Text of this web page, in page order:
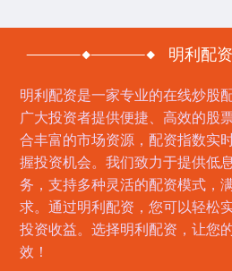
明利配资
明利配资是一家专业的在线炒股
广大投资者提供便捷、高效的股
合丰富的市场资源，配资指数实
握投资机会。我们致力于提供低
务，支持多种灵活的配资模式，
求。通过明利配资，您可以轻松
投资收益。选择明利配资，让您
效！